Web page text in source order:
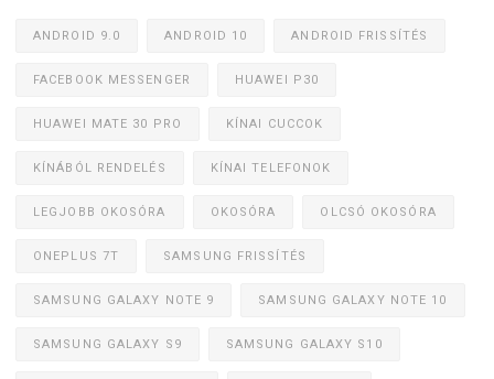
ANDROID 9.0 ANDROID 10 ANDROID FRISSÍTÉS
FACEBOOK MESSENGER HUAWEI P30
HUAWEI MATE 30 PRO KÍNAI CUCCOK
KÍNÁBÓL RENDELÉS KÍNAI TELEFONOK
LEGJOBB OKOSÓRA OKOSÓRA OLCSÓ OKOSÓRA
ONEPLUS 7T SAMSUNG FRISSÍTÉS
SAMSUNG GALAXY NOTE 9 SAMSUNG GALAXY NOTE 10
SAMSUNG GALAXY S9 SAMSUNG GALAXY S10